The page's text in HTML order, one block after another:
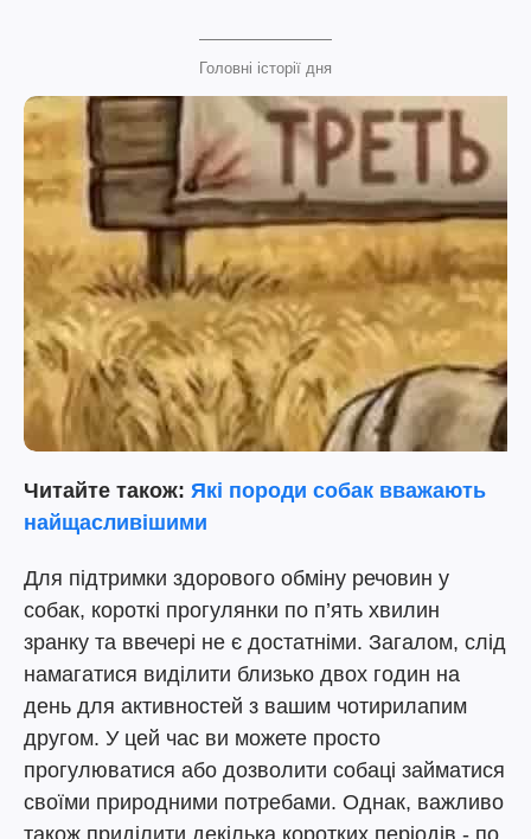
Головні історії дня
Читайте також: Які породи собак вважають
найщасливішими
Для підтримки здорового обміну речовин у
собак, короткі прогулянки по п’ять хвилин
зранку та ввечері не є достатніми. Загалом, слід
намагатися виділити близько двох годин на
день для активностей з вашим чотирилапим
другом. У цей час ви можете просто
прогулюватися або дозволити собаці займатися
своїми природними потребами. Однак, важливо
також приділити декілька коротких періодів - по